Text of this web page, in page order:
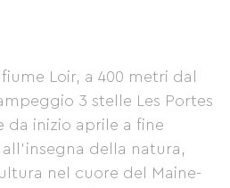
Loir, a 400 metri dal
3 stelle Les Portes
da inizio aprile a fine
della natura,
nel cuore del Maine-